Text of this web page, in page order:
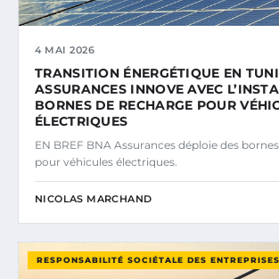
4 MAI 2026
TRANSITION ÉNERGÉTIQUE EN
ASSURANCES INNOVE AVEC
BORNES DE RECHARGE POUR
ÉLECTRIQUES
EN BREF BNA Assurances déploie des
pour véhicules électriques.
NICOLAS MARCHAND
RESPONSABILITÉ SOCIÉTALE DES ENTREPRISES